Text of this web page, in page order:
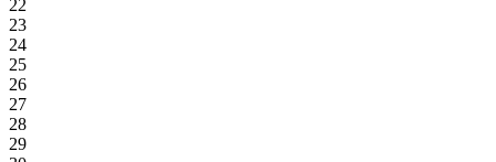
22
23
24
25
26
27
28
29